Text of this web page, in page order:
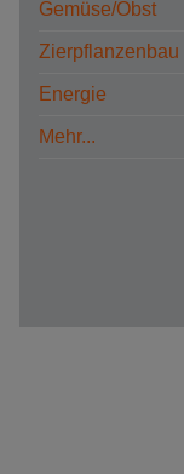
Gemüse/Obst
Zierpflanzenbau
Energie
Mehr...